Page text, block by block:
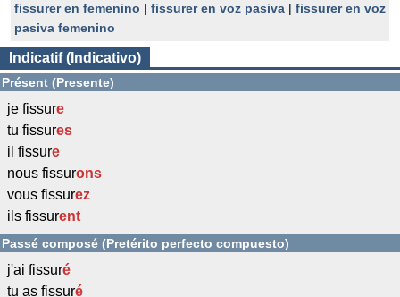
fissurer en femenino | fissurer en voz pasiva | fissurer en voz
pasiva femenino
Indicatif (Indicativo)
Présent (Presente)
je fissure
tu fissures
il fissure
nous fissurons
vous fissurez
ils fissurent
Passé composé (Pretérito perfecto compuesto)
j'ai fissuré
tu as fissuré